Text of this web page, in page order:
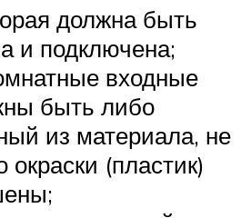
должна быть
и подключена;
входные
быть либо
из материала, не
(пластик)